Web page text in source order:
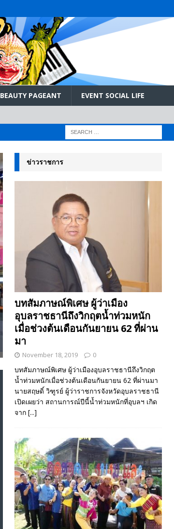
BEAUTY PAGEANT EVENT SOCIAL LIFE
PR NEWS
พรรควิชั่นใหม่จัดประชุมใหญ่ส
โดยเฉพาะแก้ไขปัญหาเศรษฐกิ
ข่าวราชการ
บทสัมภาษณ์พิเศษ ผู้ว่าเมือง
อุบลราชธานีถึงวิกฤตน้ำท่วมหนัก
เมื่อช่วงต้นเดือนกันยายน 62 ที่ผ่าน
มา
November 18, 2019 0
บทสัมภาษณ์พิเศษ ผู้ว่าเมืองอุบลราชธานีถึงวิกฤต
น้ำท่วมหนักเมื่อช่วงต้นเดือนกันยายน 62 ที่ผ่านมา
นายสฤษดิ์ วิฑูรย์ ผู้ว่าราชการจังหวัดอุบลราชธานี
เปิดเผยว่า สถานการณ์ปีนี้น้ำท่วมหนักที่อุบลฯ เกิด
จาก [...]